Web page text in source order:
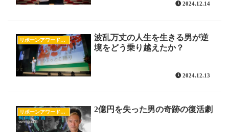
2024.12.14
リボーンアワードのすべて
波乱万丈の人生を生きる男が逆
境をどう乗り越えたか？
2024.12.13
リボーンアワードのすべて 2億円を失った男の奇跡の復活劇